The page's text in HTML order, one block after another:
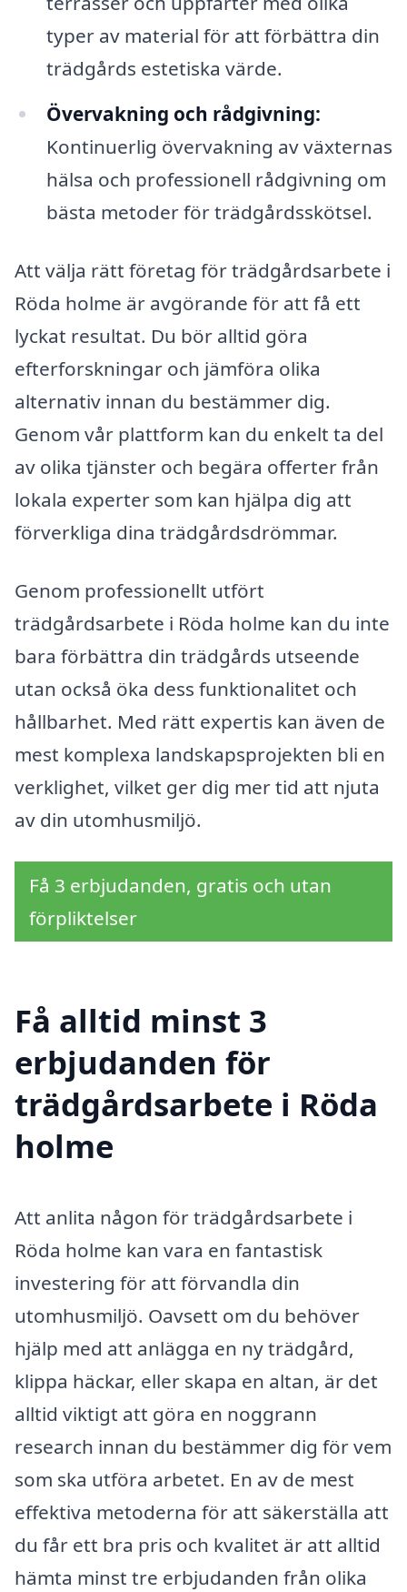
typer av material för att förbättra din
trädgårds estetiska värde.
Övervakning och rådgivning:
Kontinuerlig övervakning av växternas
hälsa och professionell rådgivning om
bästa metoder för trädgårdsskötsel.
Att välja rätt företag för trädgårdsarbete i
Röda holme är avgörande för att få ett
lyckat resultat. Du bör alltid göra
efterforskningar och jämföra olika
alternativ innan du bestämmer dig.
Genom vår plattform kan du enkelt ta del
av olika tjänster och begära offerter från
lokala experter som kan hjälpa dig att
förverkliga dina trädgårdsdrömmar.
Genom professionellt utfört
trädgårdsarbete i Röda holme kan du inte
bara förbättra din trädgårds utseende
utan också öka dess funktionalitet och
hållbarhet. Med rätt expertis kan även de
mest komplexa landskapsprojekten bli en
verklighet, vilket ger dig mer tid att njuta
av din utomhusmiljö.
Få 3 erbjudanden, gratis och utan
förpliktelser
Få alltid minst 3
erbjudanden för
trädgårdsarbete i Röda
holme
Att anlita någon för trädgårdsarbete i
Röda holme kan vara en fantastisk
investering för att förvandla din
utomhusmiljö. Oavsett om du behöver
hjälp med att anlägga en ny trädgård,
klippa häckar, eller skapa en altan, är det
alltid viktigt att göra en noggrann
research innan du bestämmer dig för vem
som ska utföra arbetet. En av de mest
effektiva metoderna för att säkerställa att
du får ett bra pris och kvalitet är att alltid
hämta minst tre erbjudanden från olika